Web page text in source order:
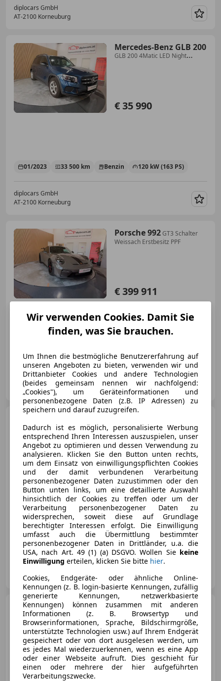
diplocars GmbH
AT-2100 Korneuburg
Mercedes-Benz GLB 200
GLB 200 4Matic LED Night
€ 35 990
01/2023 33 500 km Benzin 120 kW (163 PS)
diplocars GmbH
AT-2100 Korneuburg
Porsche 992GT3 Schalter
Weissach Erstbesitz PPF
€ 399 911
03/2026 2 987 km Benzin 375 kW (510 PS)
diplocars GmbH
AT-2100 Korneuburg
GLC 220 d 4MATIC Aut.
€ 47 450
04/2023 38 979 km Diesel 145 kW (197 PS)
diplocars GmbH
AT-2100 Korneuburg
Mercedes-Benz GLE 350
GLE 350 d 4Matic
€ 49 990
Wir verwenden Cookies. Damit Sie
finden, was Sie brauchen.
Um Ihnen die bestmögliche Benutzererfahrung auf
unseren Angeboten zu bieten, verwenden wir und
Drittanbieter Cookies und andere Technologien
(beides gemeinsam nennen wir nachfolgend:
„Cookies"), um Geräteinformationen und
personenbezogene Daten (z.B. IP Adressen) zu
speichern und darauf zuzugreifen.
Dadurch ist es möglich, personalisierte Werbung
entsprechend Ihren Interessen auszuspielen, unser
Angebot zu optimieren und dessen Verwendung zu
analysieren. Klicken Sie den Button unten rechts,
um dem Einsatz von einwilligungspflichten Cookies
und der damit verbundenen Verarbeitung
personenbezogener Daten zuzustimmen oder den
Button unten links, um eine detaillierte Auswahl
hinsichtlich der Cookies zu treffen oder um der
Verarbeitung personenbezogener Daten zu
widersprechen, soweit diese auf Grundlage
berechtigter Interessen erfolgt. Die Einwilligung
umfasst auch die Übermittlung bestimmter
personenbezogener Daten in Drittländer, u.a. die
USA, nach Art. 49 (1) (a) DSGVO. Wollen Sie keine
Einwilligung erteilen, klicken Sie bitte hier.
Cookies, Endgeräte- oder ähnliche Online-
Kennungen (z. B. login-basierte Kennungen, zufällig
generierte Kennungen, netzwerkbasierte
Kennungen) können zusammen mit anderen
Informationen (z. B. Browsertyp und
Browserinformationen, Sprache, Bildschirmgröße,
unterstützte Technologien usw.) auf Ihrem Endgerät
gespeichert oder von dort ausgelesen werden, um
es jedes Mal wiederzuerkennen, wenn es eine App
oder einer Webseite aufruft. Dies geschieht für
einen oder mehrere der hier aufgeführten
Verarbeitungszwecke.